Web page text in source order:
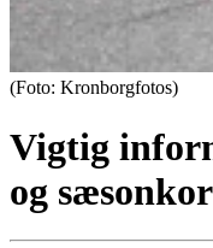
(Foto: Kronborgfotos)
Vigtig
og